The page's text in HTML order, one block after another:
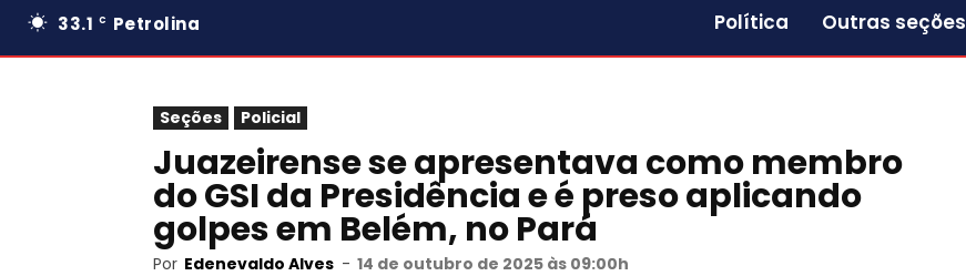
33.1 C Petrolina Política Outras seções
Seções Policial
Juazeirense se apresentava como membro
do GSI da Presidência e é preso aplicando
golpes em Belém, no Pará
Por Edenevaldo Alves - 14 de outubro de 2025 às 09:00h